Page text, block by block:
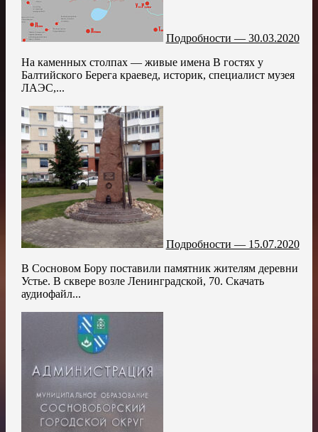
Подробности — 30.03.2020
На каменных столпах — живые имена В гостях у
Балтийского Берега краевед, историк, специалист музея
ЛАЭС,...
Подробности — 15.07.2020
В Сосновом Бору поставили памятник жителям деревни
Устье. В сквере возле Ленинградской, 70. Скачать
аудиофайл...